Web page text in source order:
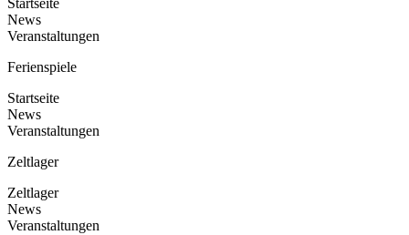
Startseite
News
Veranstaltungen
Ferienspiele
Startseite
News
Veranstaltungen
Zeltlager
Zeltlager
News
Veranstaltungen